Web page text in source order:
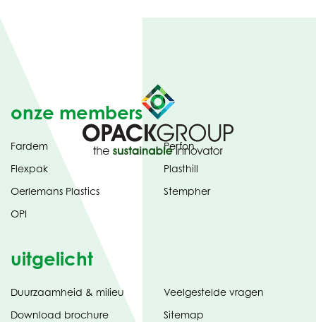
onze members
Fardem
Flexpak
Oerlemans Plastics
OPI
Perfon
Plasthill
Stempher
uitgelicht
Duurzaamheid & milieu
Download brochure(opent
tabblad)
Veelgestelde vragen
Sitemap